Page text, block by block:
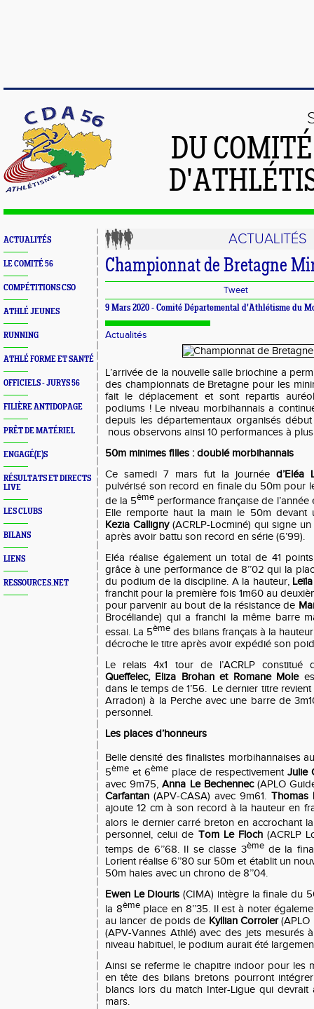
DU
ACTUALITÉS
LE COMITÉ 56
COMPÉTITIONS CSO
ATHLÉ JEUNES
RUNNING
ATHLÉ FORME ET SANTÉ
OFFICIELS - JURYS 56
FILIÈRE ANTIDOPAGE
PRÊT DE MATÉRIEL
ENGAGÉ(E)S
RÉSULTATS ET DIRECTS
LIVE
LES CLUBS
BILANS
LIENS
RESSOURCES.NET
ACTUALITÉS
Championnat de Bretagne
Tweet
9 Mars 2020 - Comité Départemental d'Athlétisme du
Actualités
L’arrivée de la nouvelle salle briochine a
des championnats de Bretagne pour les
fait le déplacement et sont repartis
podiums ! Le niveau morbihannais a
depuis les départementaux organisés
nous observons ainsi 10 performances à
50m minimes filles : doublé morbihannais
Ce samedi 7 mars fut la journée d’Eléa
pulvérisé son record en finale du 50m pour
de la 5ème performance française de
Elle remporte haut la main le 50m devant
Kezia Calligny(ACRLP-Locminé) qui signe
après avoir battu son record en série (6’99).
Eléa réalise également un total de 41
grâce à une performance de 8’’02 qui la
du podium de la discipline. A la hauteur,
franchit pour la première fois 1m60 au
pour parvenir au bout de la résistance de
Brocéliande) qui a franchi la même barre
essai. La 5ème des bilans français à la
décroche le titre après avoir expédié son
Le relais 4x1 tour de l’ACRLP
Queffelec, Eliza Brohan et Romane Mole
dans le temps de 1’56. Le dernier titre
Arradon) à la Perche avec une barre de
personnel.
Les places d’honneurs
Belle densité des finalistes morbihannaises
5ème et 6ème place de respectivement Julie
avec 9m75,Anna Le Bechennec(APLO
Carfantan (APV-CASA) avec 9m61. Thomas
ajoute 12 cm à son record à la hauteur en
alors le dernier carré breton en accrochant
personnel, celui de Tom Le Floch(ACRLP
temps de 6’’68. Il se classe 3èmede la
Lorient réalise 6’’80 sur 50m et établit un
50m haies avec un chrono de 8’’04.
Ewen Le Diouris (CIMA) intègre la finale du
la 8èmeplace en 8’’35. Il est à noter
au lancer de poids de Kyllian Corroler(APLO
(APV-Vannes Athlé) avec des jets mesurés
niveau habituel, le podium aurait été
Ainsi se referme le chapitre indoor pour les
en tête des bilans bretons pourront
blancs lors du match Inter-Ligue qui
mars.